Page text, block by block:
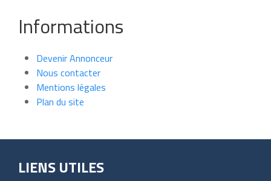
Informations
Devenir Annonceur
Nous contacter
Mentions légales
Plan du site
LIENS UTILES